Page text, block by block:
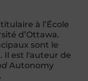
à l’École
d’Ottawa.
sont le
Il est l'auteur de
Autonomy